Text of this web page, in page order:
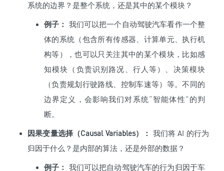
系统的边界？是整个系统，还是其中的某个模块？
例子：
我们可以把一个自动驾驶汽车看作一个整
体的系统（包含所有传感器、计算单元、执行机
构等），也可以只关注其中的某个模块，比如感
知模块（负责识别路况、行人等）、决策模块
（负责规划行驶路线、控制车速等）等。不同的
边界定义，会影响我们对系统“智能体性”的判
断。
因果变量选择（Causal Variables）：
我们将 AI 的行为
归因于什么？是内部的算法，还是外部的数据？
例子： 我们可以把自动驾驶汽车的行为归因于车